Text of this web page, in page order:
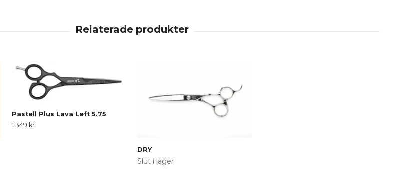
Pastell Plus Lava Left 5.75
1 349 kr
DRY
Slut i lager